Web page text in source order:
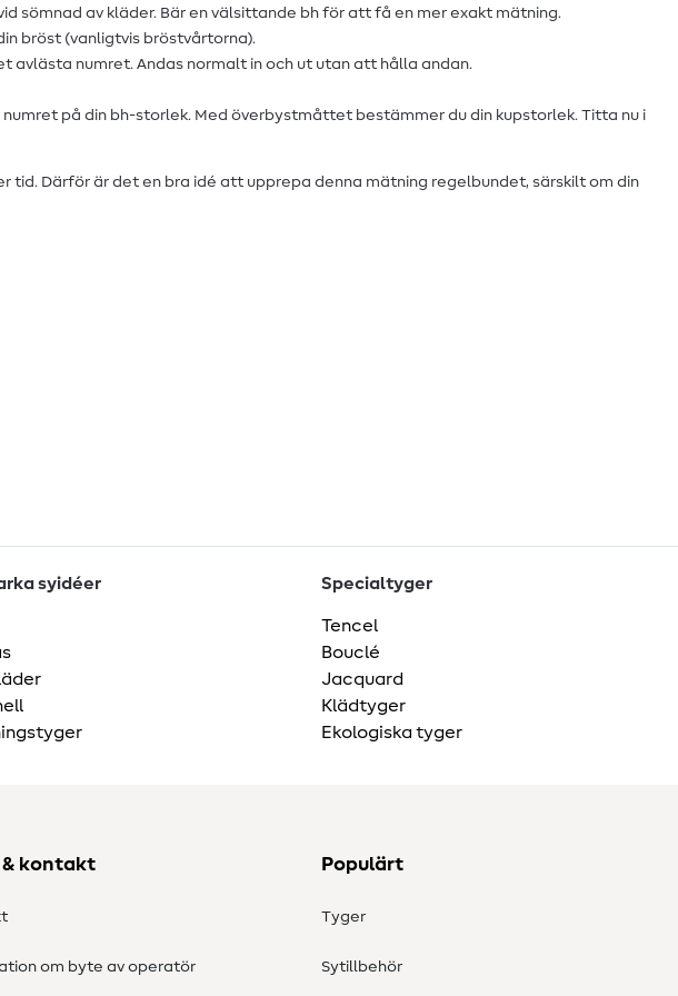
sömnad av kläder. Bär en välsittande bh för att få en mer exakt mätning.
bröst (vanligtvis bröstvårtorna).
avlästa numret. Andas normalt in och ut utan att hålla andan.
på din bh-storlek. Med överbystmåttet bestämmer du din kupstorlek. Titta nu i
tid. Därför är det en bra idé att upprepa denna mätning regelbundet, särskilt om din
syidéer Specialtyger
Tencel
Bouclé
Jacquard
Klädtyger
Ekologiska tyger
& kontakt
om byte av operatör
Populärt
Tyger
Sytillbehör